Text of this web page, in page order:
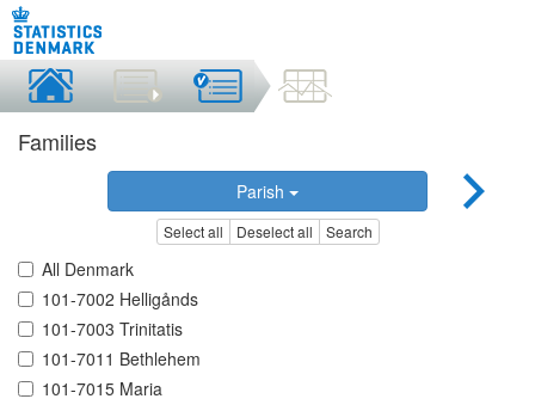
Families
Parish
Select all Deselect all Search
All Denmark
101-7002 Helligånds
101-7003 Trinitatis
101-7011 Bethlehem
101-7015 Maria